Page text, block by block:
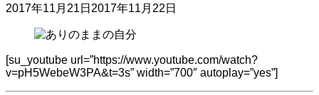
2017年11月21日 2017年11月22日
[su_youtube url=”https://www.youtube.com/watch?
v=pH5WebeW3PA&t=3s” width=”700″ autoplay=”yes”]